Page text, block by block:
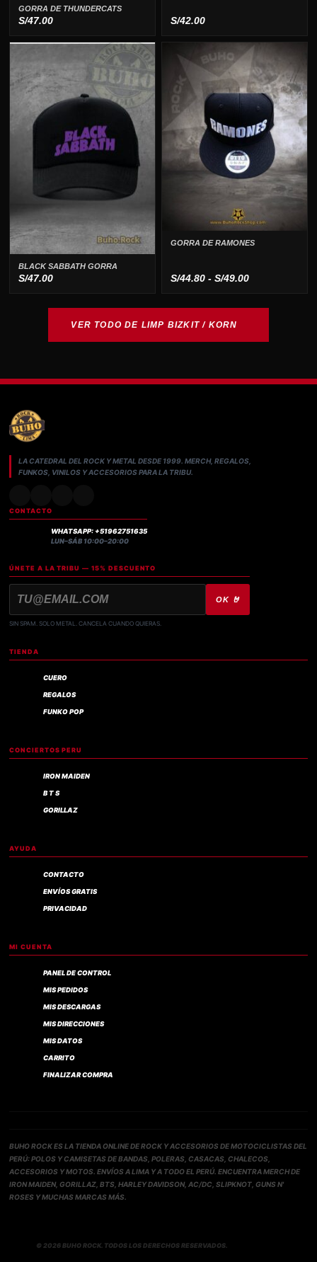
GORRA DE THUNDERCATS
S/47.00 S/42.00
BLACK SABBATH GORRA
S/47.00
GORRA DE RAMONES
S/44.80 - S/49.00Rango
precios:
VER TODO DE LIMP BIZKIT / KORN
LA CATEDRAL DEL ROCK Y METAL DESDE 1999. MERCH, REGALOS,
FUNKOS, VINILOS Y ACCESORIOS PARA LA TRIBU.
CONTACTO
WHATSAPP: +51962751635
LUN–SÁB 10:00–20:00
ÚNETE A LA TRIBU — 15% DESCUENTO
OK 🤘
SIN SPAM. SOLO METAL. CANCELA CUANDO QUIERAS.
TIENDA
CUERO
REGALOS
FUNKO POP
CONCIERTOS PERU
IRON MAIDEN
B T S
GORILLAZ
AYUDA
CONTACTO
ENVÍOS GRATIS
PRIVACIDAD
MI CUENTA
PANEL DE CONTROL
MIS PEDIDOS
MIS DESCARGAS
MIS DIRECCIONES
MIS DATOS
CARRITO
FINALIZAR COMPRA
BUHO ROCK ES LA TIENDA ONLINE DE ROCK Y ACCESORIOS DE MOTOCICLISTAS DEL
PERÚ: POLOS Y CAMISETAS DE BANDAS, POLERAS, CASACAS, CHALECOS,
ACCESORIOS Y MOTOS. ENVÍOS A LIMA Y A TODO EL PERÚ. ENCUENTRA MERCH DE
IRON MAIDEN, GORILLAZ, BTS, HARLEY DAVIDSON, AC/DC, SLIPKNOT, GUNS N'
ROSES Y MUCHAS MARCAS MÁS.
© 2026 BUHO ROCK. TODOS LOS DERECHOS RESERVADOS.